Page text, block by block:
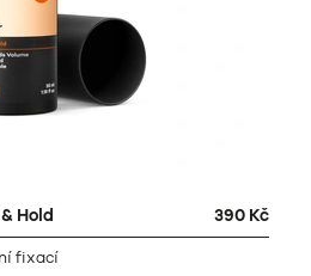
Hold 390 Kč
fixací